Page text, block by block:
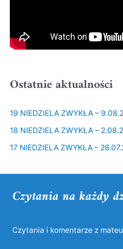
Ostatnie aktualności
19 NIEDZIELA ZWYKŁA –
18 NIEDZIELA ZWYKŁA –
17 NIEDZIELA ZWYKŁA –
Czytania na każdy
Czytania i komentarze z